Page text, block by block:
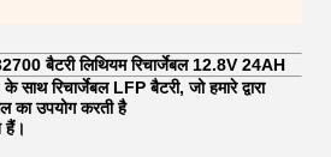
बैटरी लिथियम रिचार्जेबल 12.8V 24AH
रिचार्जेबल LFP बैटरी, जो हमारे द्वारा
का उपयोग करती है
हैं।